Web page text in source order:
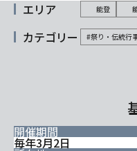
エリア 能登
カテゴリー #祭り・伝統行
開催期間
毎年3月2日